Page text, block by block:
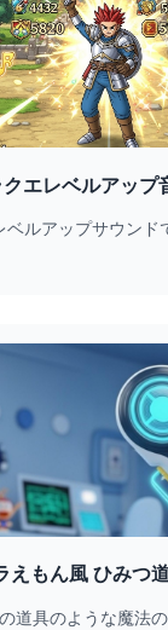
クエレベルアップ
ベルアップサウンド
えもん風 ひみつ
道具のような魔法の